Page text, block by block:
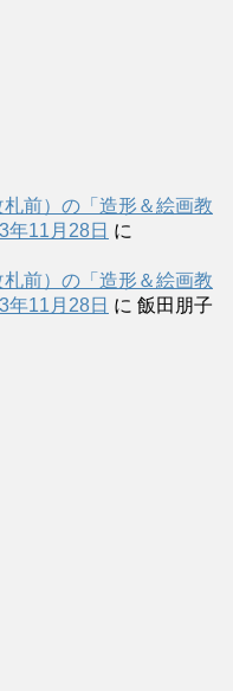
前）の「造形＆絵画教
年11月28日 に
前）の「造形＆絵画教
年11月28日 に 飯田朋子